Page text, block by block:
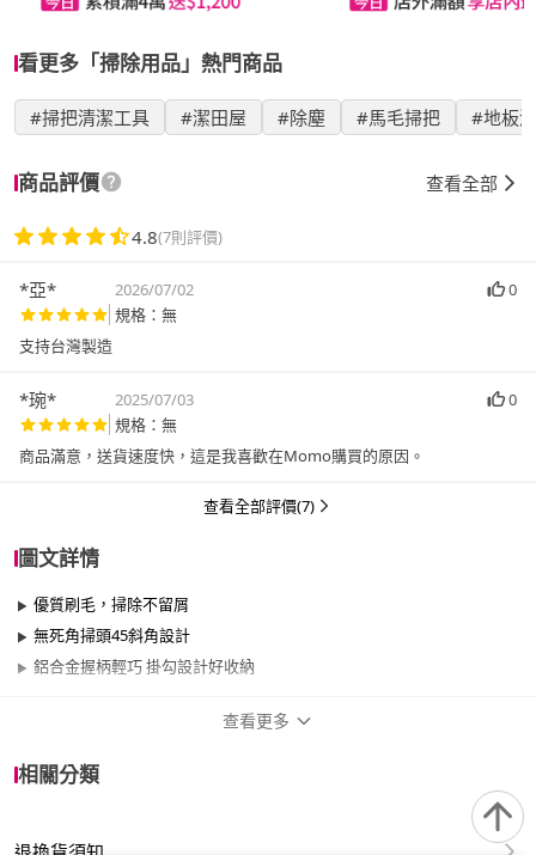
看更多「掃除用品」熱門商品
#掃把清潔工具 #潔田屋 #除塵 #馬毛掃把 #地板
商品評價 查看全部
4.8(7則評價)
*亞* 2026/07/02
0
規格：無
支持台灣製造
*琬* 2025/07/03
0
規格：無
商品滿意，送貨速度快，這是我喜歡在Momo購買的原因。
查看全部評價(7)
圖文詳情
優質刷毛，掃除不留屑
無死角掃頭45斜角設計
鋁合金握柄輕巧 掛勾設計好收納
查看更多
相關分類